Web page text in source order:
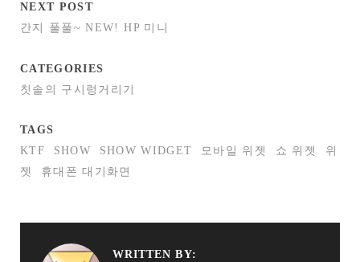
NEXT POST
간지 풀풀~ NEW! HP 미니
CATEGORIES
칫솔의 구시렁거리기
TAGS
KTF
SHOW SHOW WIDGET 모바일 위젯 쇼 위젯
위
젯
휴대폰 대기화면
WRITTEN BY: